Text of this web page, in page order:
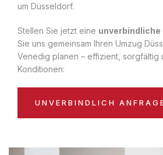
um Düsseldorf.
Stellen Sie jetzt eine unverbindliche
Sie uns gemeinsam Ihren Umzug
Venedig planen – effizient, sorgfältig
Konditionen:
UNVERBINDLICH